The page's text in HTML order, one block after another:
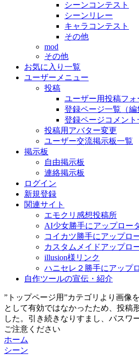
シーンコンテスト
シーンリレー
キャラコンテスト
その他
mod
その他
お気に入り一覧
ユーザーメニュー
投稿
ユーザー用投稿フォ
登録ページ一覧（編
登録ページコメント
投稿用アバター変更
ユーザー交流掲示板一覧
掲示板
自由掲示板
連絡掲示板
ログイン
新規登録
関連サイト
エモクリ感想投稿所
AI少女勝手にアップロー
コイカツ勝手にアップロ
カスタムメイドアップロ
illusion様リンク
ハニセレ２勝手にアップ
自作ツールの宣伝・紹介
”トップページ用”カテゴリより画像
として有効ではなかったため、投稿
した。引き続きなりすまし、パスワ
ご注意ください
ホーム
シーン